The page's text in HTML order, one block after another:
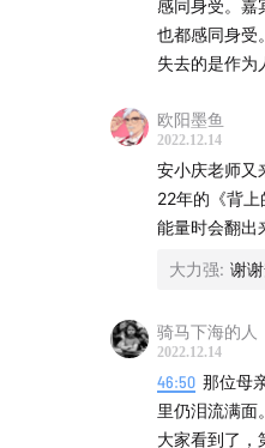
【本期嘉宾】
安小庆，媒体人
01:35 《人物》杂
搬到大理只
我们的创伤
在整理人生
“大理国”的
1:02:38当山下的
1:07:59
1:16:24在具体的
1:22:02像树一样
感同身受。嘉
也都感同身受
失去的是作为
欧阳墨鱼
2022.12.14
安小庆老师又
22年的《背
能量时会翻出
大力强: 谢
骑马下海的人
2022.12.14
46:50 那位母
里仍泪流满面
大家看到了，